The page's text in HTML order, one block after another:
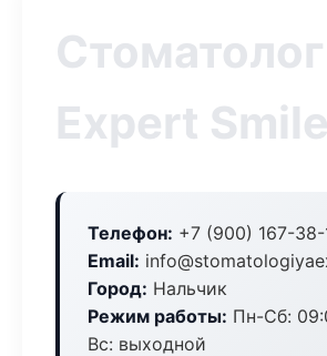
Expert Smile
Телефон: +7 (900) 167-38-
Email:
Город: Нальчик
Режим работы: Пн-Сб:
Вс: выходной